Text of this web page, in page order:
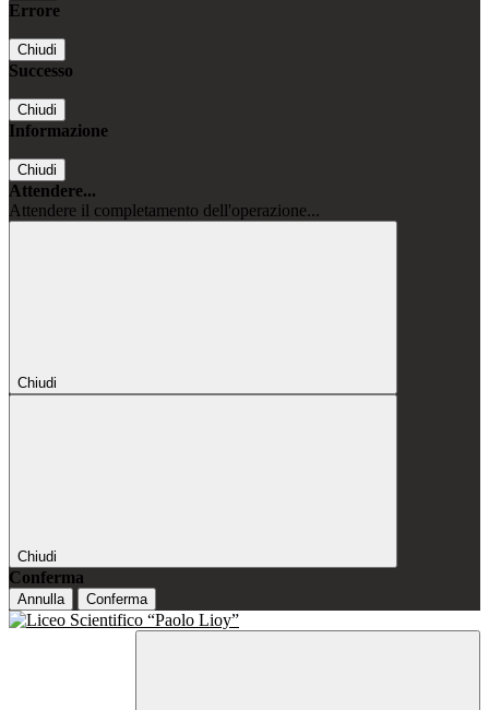
Errore
Chiudi
Successo
Chiudi
Informazione
Chiudi
Attendere...
Attendere il completamento dell'operazione...
Chiudi
Chiudi
Conferma
Annulla Conferma